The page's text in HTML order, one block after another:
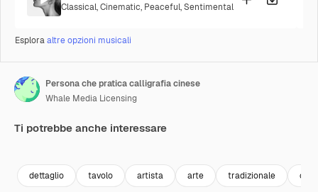
Classical,Cinematic, Peaceful,Sentimental
Esploraaltre opzioni musicali
Persona che pratica calligrafia cinese
Whale Media Licensing
Ti potrebbe anche interessare
dettaglio tavolo artista arte tradizionale